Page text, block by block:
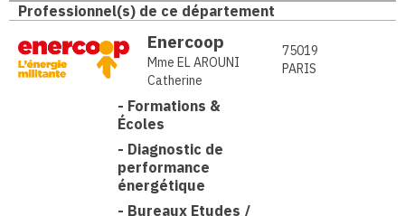
Professionnel(s) de ce département
Enercoop
Mme EL AROUNI
Catherine
75019
PARIS
- Formations &
Écoles
- Diagnostic de
performance
énergétique
- Bureaux Etudes /